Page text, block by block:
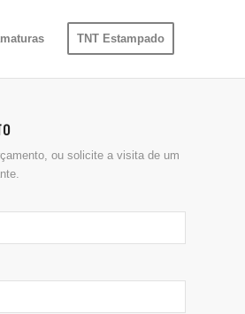
TNT Estampado
ou solicite a visita de um